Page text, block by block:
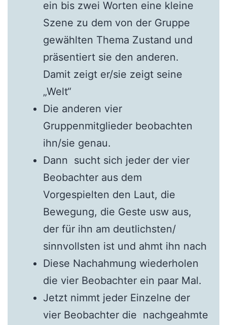
ein bis zwei Worten eine kleine
Szene zu dem von der Gruppe
gewählten Thema Zustand und
präsentiert sie den anderen.
Damit zeigt er/sie zeigt seine
„Welt“
Die anderen vier
Gruppenmitglieder beobachten
ihn/sie genau.
Dann sucht sich jeder der vier
Beobachter aus dem
Vorgespielten den Laut, die
Bewegung, die Geste usw aus,
der für ihn am deutlichsten/
sinnvollsten ist und ahmt ihn nach
Diese Nachahmung wiederholen
die vier Beobachter ein paar Mal.
Jetzt nimmt jeder Einzelne der
vier Beobachter die nachgeahmte